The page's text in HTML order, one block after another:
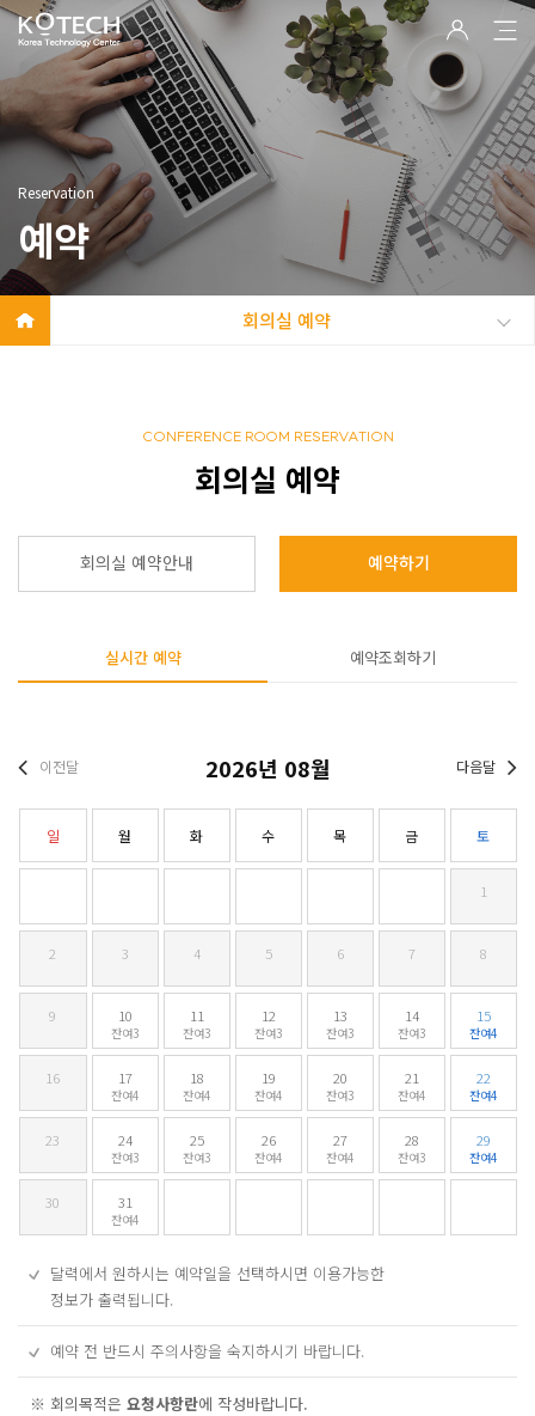
Reservation
예약
회의실 예약
CONFERENCE ROOM RESERVATION
회의실 예약
회의실 예약안내 예약하기
실시간 예약 예약조회하기
이전달 2026년 08월 다음달
일 월 화 수 목 금 토
1
2 3 4 5 6 7 8
9 10
잔여3
11
잔여3
12
잔여3
13
잔여3
14
잔여3
15
잔여4
16 17
잔여4
18
잔여4
19
잔여4
20
잔여3
21
잔여4
22
잔여4
23 24
잔여3
25
잔여3
26
잔여4
27
잔여4
28
잔여3
29
잔여4
30 31
잔여4
달력에서 원하시는 예약일을 선택하시면 이용가능한
정보가 출력됩니다.
예약 전 반드시 주의사항을 숙지하시기 바랍니다.
※ 회의목적은 요청사항란에 작성바랍니다.